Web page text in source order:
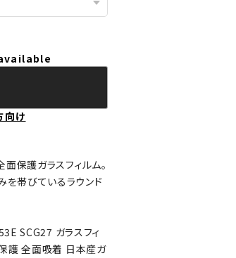
向け
保護ガラスフィルム。
を帯びているラウンド
SCG27 ガラスフィ
護 全面吸着 日本産ガ